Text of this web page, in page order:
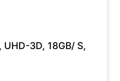
UHD-3D, 18GB/ S,